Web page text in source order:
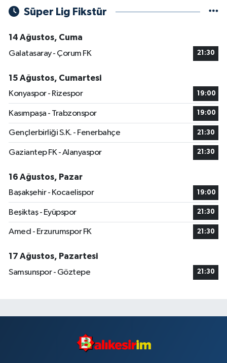
Süper Lig Fikstür
14 Ağustos, Cuma
Galatasaray - Çorum FK
21:30
15 Ağustos, Cumartesi
Konyaspor - Rizespor
19:00
Kasımpaşa - Trabzonspor 19:00
Gençlerbirliği S.K. - Fenerbahçe 21:30
Gaziantep FK - Alanyaspor 21:30
16 Ağustos, Pazar
Başakşehir - Kocaelispor
19:00
Beşiktaş - Eyüpspor 21:30
Amed - Erzurumspor FK 21:30
17 Ağustos, Pazartesi
Samsunspor - Göztepe
21:30